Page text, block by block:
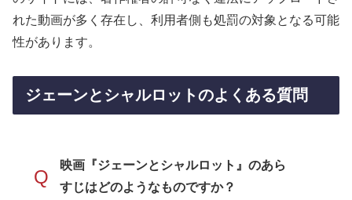
れた動画が多く存在し、利用者側も処罰の対象となる可能
性があります。
ジェーンとシャルロットのよくある質問
Q
映画『ジェーンとシャルロット』のあら
すじはどのようなものですか？